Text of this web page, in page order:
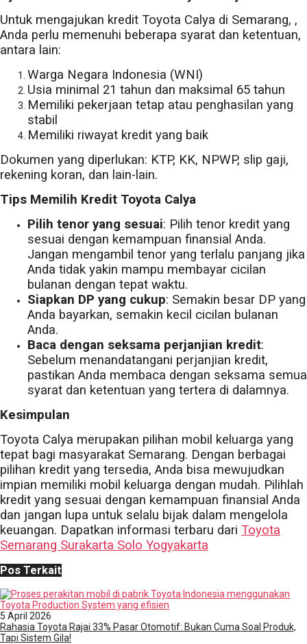
Untuk mengajukan kredit Toyota Calya di Semarang, ,
Anda perlu memenuhi beberapa syarat dan ketentuan,
antara lain:
Warga Negara Indonesia (WNI)
Usia minimal 21 tahun dan maksimal 65 tahun
Memiliki pekerjaan tetap atau penghasilan yang
stabil
Memiliki riwayat kredit yang baik
Dokumen yang diperlukan: KTP, KK, NPWP, slip gaji,
rekening koran, dan lain-lain.
Tips Memilih Kredit Toyota Calya
Pilih tenor yang sesuai: Pilih tenor kredit yang
sesuai dengan kemampuan finansial Anda.
Jangan mengambil tenor yang terlalu panjang jika
Anda tidak yakin mampu membayar cicilan
bulanan dengan tepat waktu.
Siapkan DP yang cukup: Semakin besar DP yang
Anda bayarkan, semakin kecil cicilan bulanan
Anda.
Baca dengan seksama perjanjian kredit:
Sebelum menandatangani perjanjian kredit,
pastikan Anda membaca dengan seksama semua
syarat dan ketentuan yang tertera di dalamnya.
Kesimpulan
Toyota Calya merupakan pilihan mobil keluarga yang
tepat bagi masyarakat Semarang. Dengan berbagai
pilihan kredit yang tersedia, Anda bisa mewujudkan
impian memiliki mobil keluarga dengan mudah. Pilihlah
kredit yang sesuai dengan kemampuan finansial Anda
dan jangan lupa untuk selalu bijak dalam mengelola
keuangan. Dapatkan informasi terbaru dari Toyota
Semarang Surakarta Solo Yogyakarta
Pos Terkait
5 April 2026
Rahasia Toyota Rajai 33% Pasar Otomotif: Bukan Cuma Soal Produk,
Tapi Sistem Gila!